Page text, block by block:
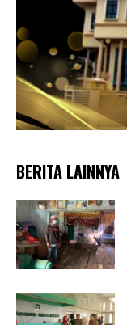
BERITA LAINNYA